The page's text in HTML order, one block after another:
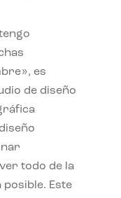
es
de diseño
todo de la
Este